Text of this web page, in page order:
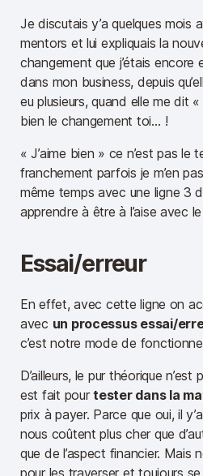
Je discutais y’a quelques mois
mentors et lui expliquais la
changement que j’étais encore
dans mon business, depuis
eu plusieurs, quand elle me dit
bien le changement toi… !
« J’aime bien » ce n’est pas le
franchement parfois je m’en
même temps avec une ligne 3
apprendre à être à l’aise avec
Essai/erreur
En effet, avec cette ligne on
avec un processus essai/
c’est notre mode de
D’ailleurs, le pur théorique
est fait pourtester dans la
prix à payer. Parce que oui, il
nous coûtent plus cher que
que de l’aspect financier. Mais
pour les traverser et toujours